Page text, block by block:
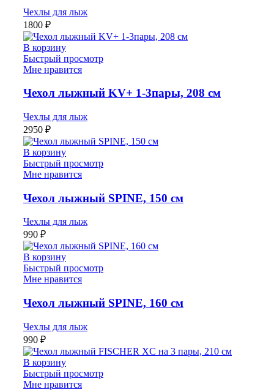
Чехлы для лыж
1800 ₽
В корзину
Быстрый просмотр
Мне нравится
Чехол лыжный KV+ 1-3пары, 208 см
Чехлы для лыж
2950 ₽
В корзину
Быстрый просмотр
Мне нравится
Чехол лыжный SPINE, 150 см
Чехлы для лыж
990 ₽
В корзину
Быстрый просмотр
Мне нравится
Чехол лыжный SPINE, 160 см
Чехлы для лыж
990 ₽
В корзину
Быстрый просмотр
Мне нравится